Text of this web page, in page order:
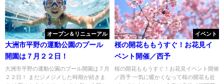
オープン＆リニューアル
大洲市平野の運動公園のプール
開園は７月２２日！
大洲市平野の運動公園のプール開園は７月
２２日！ まだジメジメした時期が続きま
イベント
桜の開花ももうすぐ！お花見イ
ベント開催／西予
桜の開花ももうすぐ！お花見イベント開催
／西予 一気に暖かくなって桜の開花も近